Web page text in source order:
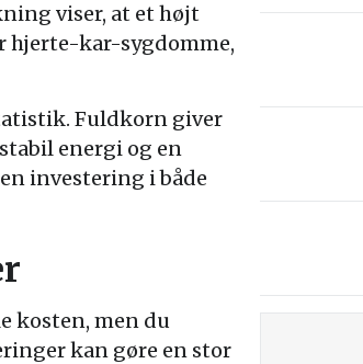
viser, at et højt
hjerte-kar-sygdomme,
Fuldkorn giver
energi og en
investering i både
kosten, men du
kan gøre en stor